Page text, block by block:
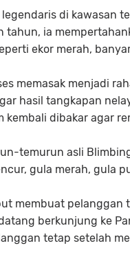
di kawasan
tahun, ia
ekor merah,
memasak menjadi
hasil tangkapan
kembali dibakar agar
temurun asli
gula merah, gula
membuat
berkunjung ke
tetap setelah